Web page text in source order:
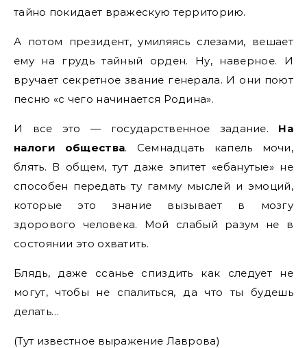
тайно покидает вражескую территорию.
А потом президент, умиляясь слезами, вешает
ему на грудь тайный орден. Ну, наверное. И
вручает секретное звание генерала. И они поют
песню «с чего начинается Родина».
И все это — государственное задание. На
налоги общества. Семнадцать капель мочи,
блять. В общем, тут даже эпитет «ебанутые» не
способен передать ту гамму мыслей и эмоций,
которые это знание вызывает в мозгу
здорового человека. Мой слабый разум не в
состоянии это охватить.
Блядь, даже ссанье спиздить как следует не
могут, чтобы не спалиться, да что ты будешь
делать…
(Тут известное выражение Лаврова)